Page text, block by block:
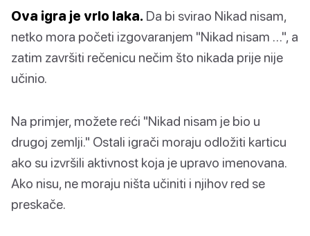
Ova igra je vrlo laka. Da bi svirao Nikad nisam,
netko mora početi izgovaranjem "Nikad nisam …", a
zatim završiti rečenicu nečim što nikada prije nije
učinio.
Na primjer, možete reći "Nikad nisam je bio u
drugoj zemlji." Ostali igrači moraju odložiti karticu
ako su izvršili aktivnost koja je upravo imenovana.
Ako nisu, ne moraju ništa učiniti i njihov red se
preskače.